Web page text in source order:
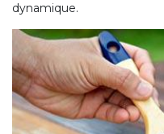
dynamique.